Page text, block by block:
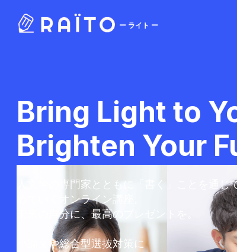
ー ライト ー
Bring Light to
Brighten Your
人文学の専門家とともに「書く」ことを通じ
めていくオンライン講座。
未来の自分に、最高のプレゼントを。
小論文や総合型選抜対策に